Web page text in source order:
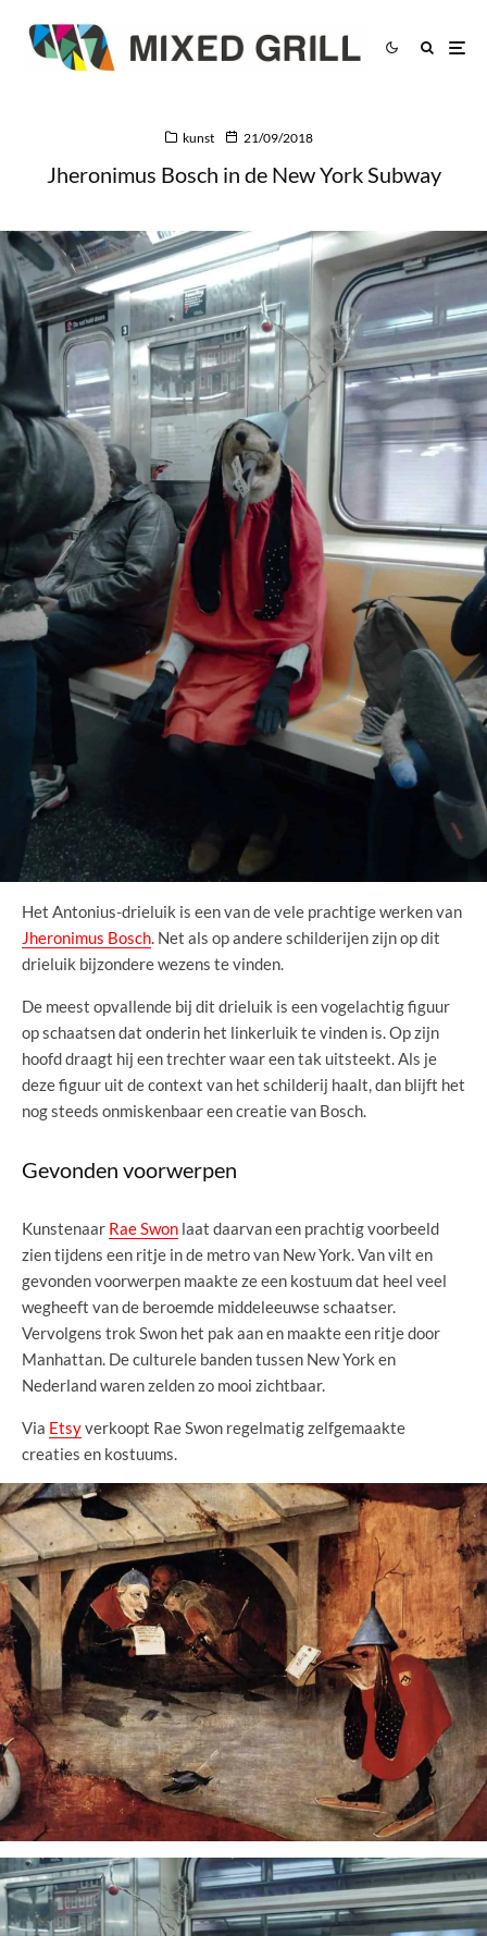
kunst 21/09/2018
Jheronimus Bosch in de New York Subway
Het Antonius-drieluik is een van de vele prachtige werken van
Jheronimus Bosch . Net als op andere schilderijen zijn op dit
drieluik bijzondere wezens te vinden.
De meest opvallende bij dit drieluik is een vogelachtig figuur
op schaatsen dat onderin het linkerluik te vinden is. Op zijn
hoofd draagt hij een trechter waar een tak uitsteekt. Als je
deze figuur uit de context van het schilderij haalt, dan blijft het
nog steeds onmiskenbaar een creatie van Bosch.
Gevonden voorwerpen
Kunstenaar Rae Swon laat daarvan een prachtig voorbeeld
zien tijdens een ritje in de metro van New York. Van vilt en
gevonden voorwerpen maakte ze een kostuum dat heel veel
wegheeft van de beroemde middeleeuwse schaatser.
Vervolgens trok Swon het pak aan en maakte een ritje door
Manhattan. De culturele banden tussen New York en
Nederland waren zelden zo mooi zichtbaar.
Via Etsyverkoopt Rae Swon regelmatig zelfgemaakte
creaties en kostuums.